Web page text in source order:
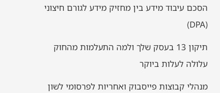
הסכם עיבוד מידע בין מחזיק מידע לגורם חיצוני
(DPA)
תיקון 13 בעסק שלך ולמה התעלמות מהחוק
עלולה לעלות ביוקר
מנהלי קבוצות פייסבוק ואחריות לפרסומי לשון